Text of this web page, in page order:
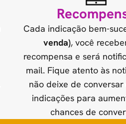
Cada indicação bem-
venda), você
recompensa e será
mail. Fique atento às
não deixe de conversar
indicações para
chances de